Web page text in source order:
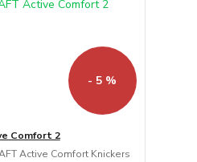
- 5 %
Comfort 2
Active Comfort Knickers